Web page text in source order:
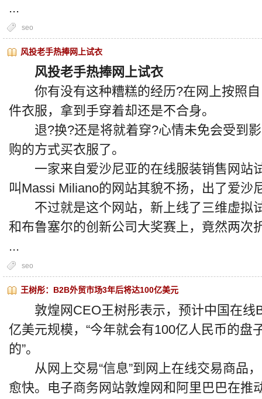
...
seo
风投老手热捧网上试衣
风投老手热捧网上试衣
你有没有这种糟糕的经历?在网上按照自
件衣服，拿到手穿着却还是不合身。
退?换?还是将就着穿?心情未免会受到影
购的方式买衣服了。
一家来自爱沙尼亚的在线服装销售网站
叫Massi Miliano的网站其貌不扬，出了爱沙
不过就是这个网站，新上线了三维虚拟
和布鲁塞尔的创新公司大奖赛上，竟然两次
...
seo
王树彤：B2B外贸市场3年后将达100亿美元
敦煌网CEO王树彤表示，预计中国在线
亿美元规模，“今年就会有100亿人民币的盘
的”。
从网上交易“信息”到网上在线交易商品
愈快。电子商务网站敦煌网和阿里巴巴在推